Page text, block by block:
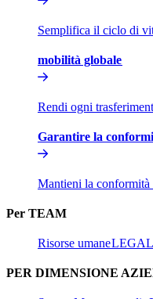
Semplifica il ciclo di
mobilità globale​​
Rendi ogni
Garantire la
Mantieni la conformità
Per TEAM​​
Risorse umane​​
PER DIMENSIONE